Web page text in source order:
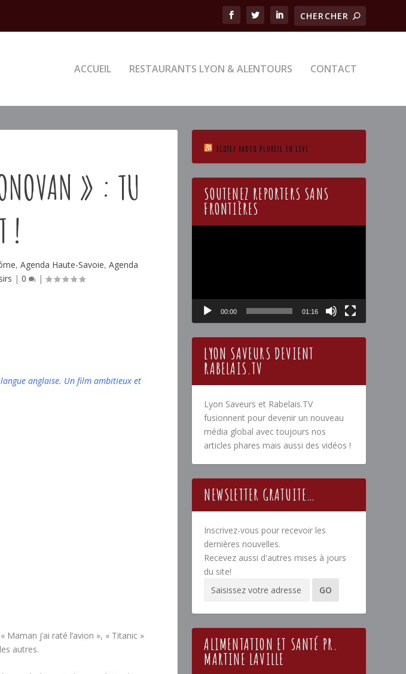
ACCUEIL RESTAURANTS LYON & ALENTOURS CONTACT
» : TU
!
,Agenda Haute-Savoie,Agenda
|0 |
anglaise. Un film ambitieux et
j’ai raté l’avion », « Titanic »
autres.
ECOTEZ RADIO PLURIEL EN LIVE
SOUTENEZ REPORTERS SANS
FRONTIÈRES
00:00 01:16
LYON SAVEURS DEVIENT
RABELAIS.TV
Lyon Saveurs et Rabelais.TV
fusionnent pour devenir un nouveau
média global avec toujours nos
articles phares mais aussi des vidéos !
NEWSLETTER GRATUITE…
Inscrivez-vous pour recevoir les
dernières nouvelles.
Recevez aussi d'autres mises à jours
du site!
ALIMENTATION ET SANTÉ PR.
MARTINE LAVILLE